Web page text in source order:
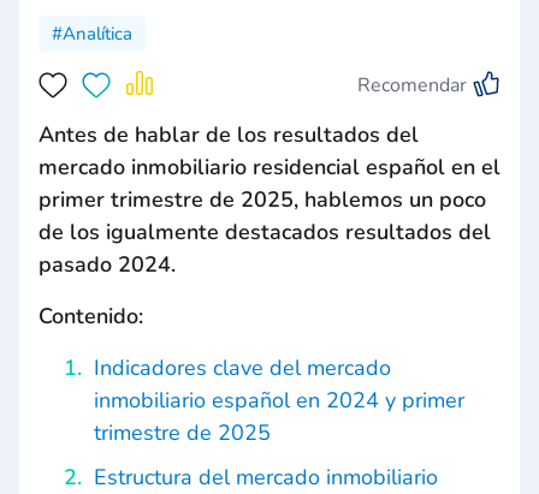
#Analítica
Recomendar
Antes de hablar de los resultados del
mercado inmobiliario residencial español en el
primer trimestre de 2025, hablemos un poco
de los igualmente destacados resultados del
pasado 2024.
Contenido:
Indicadores clave del mercado
inmobiliario español en 2024 y primer
trimestre de 2025
Estructura del mercado inmobiliario